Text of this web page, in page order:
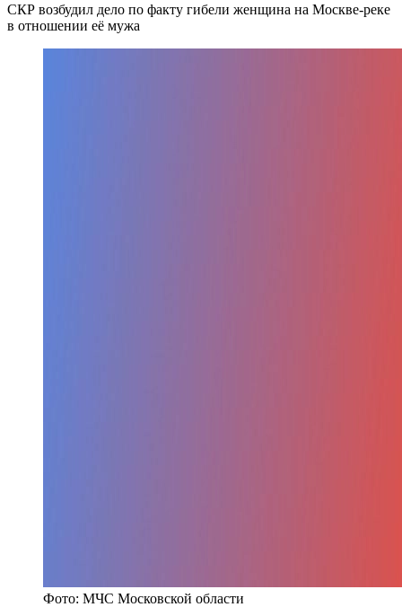
СКР возбудил дело по факту гибели женщина на Москве-реке
в отношении её мужа
Фото: МЧС Московской области